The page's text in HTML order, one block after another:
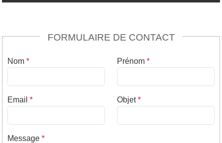
FORMULAIRE DE CONTACT
Nom * Prénom *
Email * Objet*
Message *